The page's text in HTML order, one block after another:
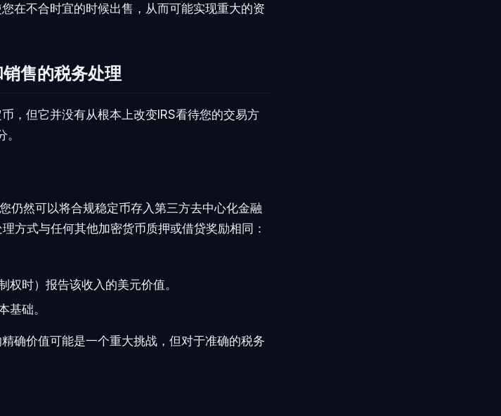
在不合时宜的时候出售，从而可能实现重大的资
售的税务处理
，但它并没有从根本上改变IRS看待您的交易方
仍然可以将合规稳定币存入第三方去中心化金融
方式与任何其他加密货币质押或借贷奖励相同：
时）报告该收入的美元价值。
基础。
确价值可能是一个重大挑战，但对于准确的税务